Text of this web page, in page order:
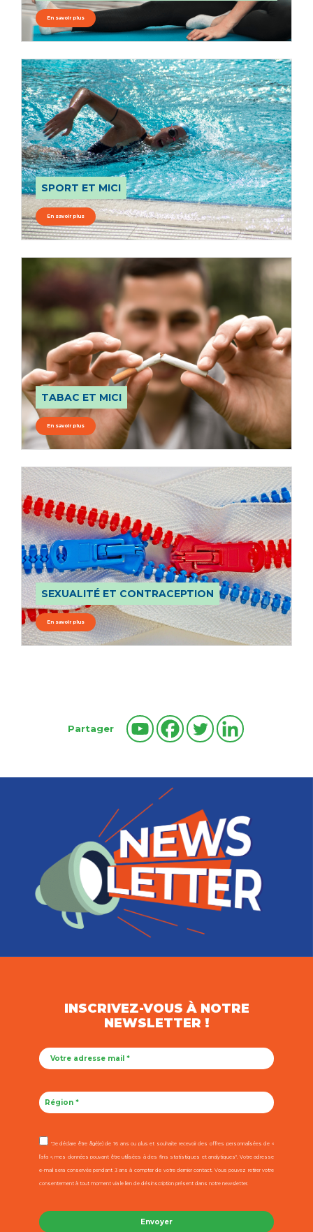
En savoir plus
SPORT ET MICI
En savoir plus
TABAC ET MICI
En savoir plus
SEXUALITÉ ET CONTRACEPTION
En savoir plus
Partager
INSCRIVEZ-VOUS À NOTRE
NEWSLETTER !
"Je déclare être âgé(e) de 16 ans ou plus et souhaite recevoir des offres personnalisées de «
l’afa », mes données pouvant être utilisées à des fins statistiques et analytiques". Votre adresse
e-mail sera conservée pendant 3 ans à compter de votre dernier contact. Vous pouvez retirer votre
consentement à tout moment via le lien de désinscription présent dans notre newsletter.